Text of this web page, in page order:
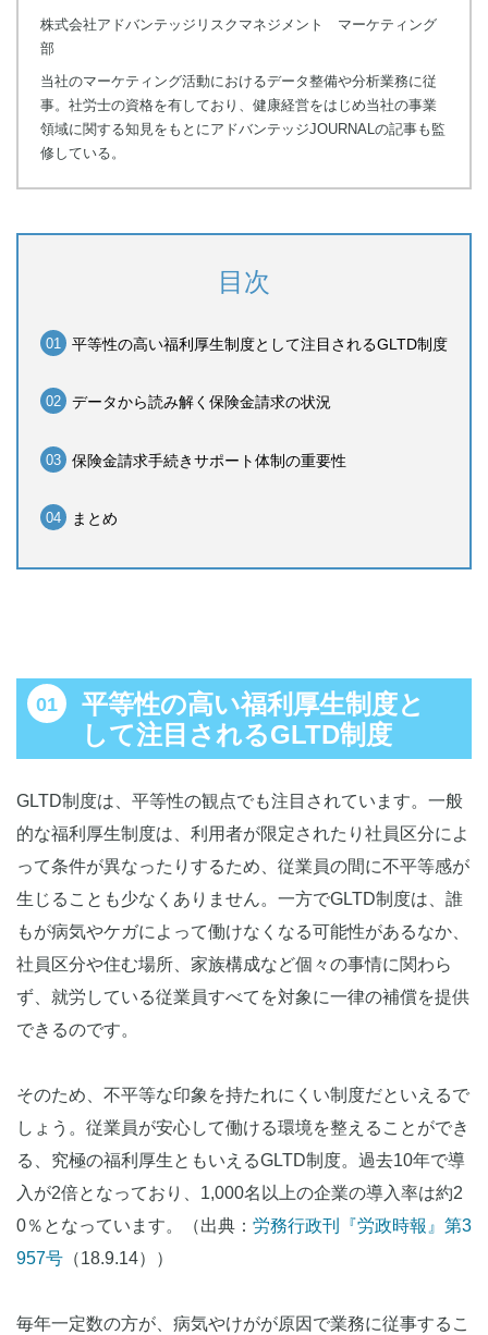
株式会社アドバンテッジリスクマネジメント マーケティング
部
当社のマーケティング活動におけるデータ整備や分析業務に従
事。社労士の資格を有しており、健康経営をはじめ当社の事業
領域に関する知見をもとにアドバンテッジJOURNALの記事も監
修している。
目次
平等性の高い福利厚生制度として注目されるGLTD制度
データから読み解く保険金請求の状況
保険金請求手続きサポート体制の重要性
まとめ
平等性の高い福利厚生制度と
して注目されるGLTD制度
GLTD制度は、平等性の観点でも注目されています。一般
的な福利厚生制度は、利用者が限定されたり社員区分によ
って条件が異なったりするため、従業員の間に不平等感が
生じることも少なくありません。一方でGLTD制度は、誰
もが病気やケガによって働けなくなる可能性があるなか、
社員区分や住む場所、家族構成など個々の事情に関わら
ず、就労している従業員すべてを対象に一律の補償を提供
できるのです。
そのため、不平等な印象を持たれにくい制度だといえるで
しょう。従業員が安心して働ける環境を整えることができ
る、究極の福利厚生ともいえるGLTD制度。過去10年で導
入が2倍となっており、1,000名以上の企業の導入率は約2
0％となっています。（出典： 労務行政刊『労政時報』第3
957号 （18.9.14））
毎年一定数の方が、病気やけがが原因で業務に従事するこ